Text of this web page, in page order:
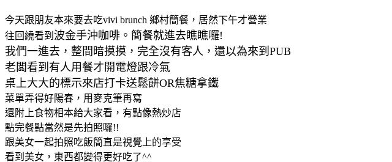
今天跟朋友本來要去吃vivi brunch 鄉村簡餐，居然下午才營業
往回繞看到 波金手沖咖啡。簡餐就進去瞧瞧囉!
我們一進去，整間暗摸摸，完全沒有客人，還以為來到PUB
老闆看到有人用餐才開電燈跟冷氣
桌上大大的標示來店打卡送鬆餅OR焦糖拿鐵
菜單弄得好陽春，用麥克筆再寫
還附上食物相本給大家看，有點像熱炒店
點完餐點當然是先拍照囉!!
跟美女一起拍照吃飯簡直是視覺上的享受
看到美女，東西都變得更好吃了^^